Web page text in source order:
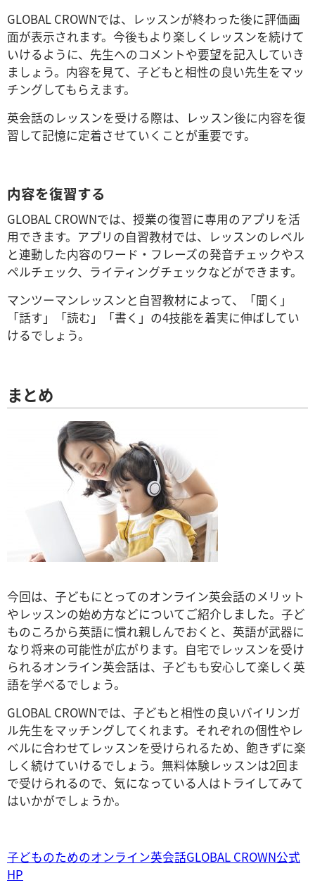
GLOBAL CROWNでは、レッスンが終わった後に評価画
面が表示されます。今後もより楽しくレッスンを続けて
いけるように、先生へのコメントや要望を記入していき
ましょう。内容を見て、子どもと相性の良い先生をマッ
チングしてもらえます。
英会話のレッスンを受ける際は、レッスン後に内容を復
習して記憶に定着させていくことが重要です。
内容を復習する
GLOBAL CROWNでは、授業の復習に専用のアプリを活
用できます。アプリの自習教材では、レッスンのレベル
と連動した内容のワード・フレーズの発音チェックやス
ペルチェック、ライティングチェックなどができます。
マンツーマンレッスンと自習教材によって、「聞く」
「話す」「読む」「書く」の4技能を着実に伸ばしてい
けるでしょう。
まとめ
今回は、子どもにとってのオンライン英会話のメリット
やレッスンの始め方などについてご紹介しました。子ど
ものころから英語に慣れ親しんでおくと、英語が武器に
なり将来の可能性が広がります。自宅でレッスンを受け
られるオンライン英会話は、子どもも安心して楽しく英
語を学べるでしょう。
GLOBAL CROWNでは、子どもと相性の良いバイリンガ
ル先生をマッチングしてくれます。それぞれの個性やレ
ベルに合わせてレッスンを受けられるため、飽きずに楽
しく続けていけるでしょう。無料体験レッスンは2回ま
で受けられるので、気になっている人はトライしてみて
はいかがでしょうか。
子どものためのオンライン英会話GLOBAL CROWN公式
HP